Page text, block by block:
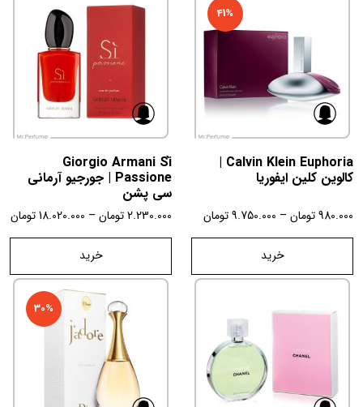
41%
Calvin Klein Euphoria |
کالوین کلین ایفوریا
980.000تومان –
9.750.000تومان
خرید
Giorgio Armani Sì
Passione | جورجیو آرمانی
سی پشن
2.230.000تومان –
18.020.000تومان
خرید
30%